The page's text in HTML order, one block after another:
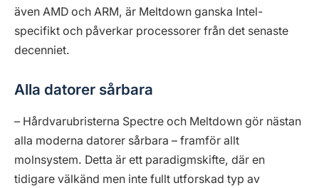
även AMD och ARM, är Meltdown ganska Intel-
specifikt och påverkar processorer från det senaste
decenniet.
Alla datorer sårbara
– Hårdvarubristerna Spectre och Meltdown gör nästan
alla moderna datorer sårbara – framför allt
molnsystem. Detta är ett paradigmskifte, där en
tidigare välkänd men inte fullt utforskad typ av